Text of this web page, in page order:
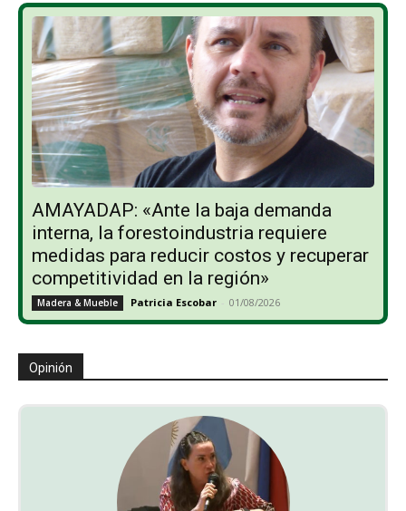
AMAYADAP: «Ante la baja demanda
interna, la forestoindustria requiere
medidas para reducir costos y recuperar
competitividad en la región»
Madera & Mueble Patricia Escobar - 01/08/2026
Opinión